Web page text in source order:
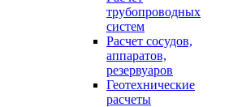
трубопроводных
систем
Расчет сосудов,
аппаратов,
резервуаров
Геотехнические
расчеты